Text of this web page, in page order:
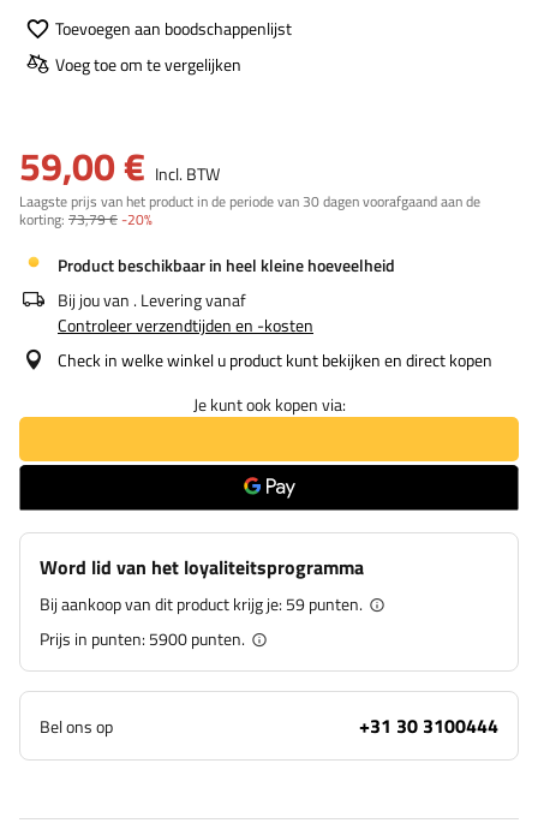
Toevoegen aan boodschappenlijst
Voeg toe om te vergelijken
59,00 € Incl. BTW
Laagste prijs van het product in de periode van 30 dagen voorafgaand aan de
korting: 73,79 €-20%
Product beschikbaar in heel kleine hoeveelheid
Bij jou van . Levering vanaf
Controleer verzendtijden en -kosten
Check in welke winkel u product kunt bekijken en direct kopen
Je kunt ook kopen via:
Word lid van het loyaliteitsprogramma
Bij aankoop van dit product krijg je: 59 punten.
Prijs in punten: 5900punten.
Bel ons op +31 30 3100444